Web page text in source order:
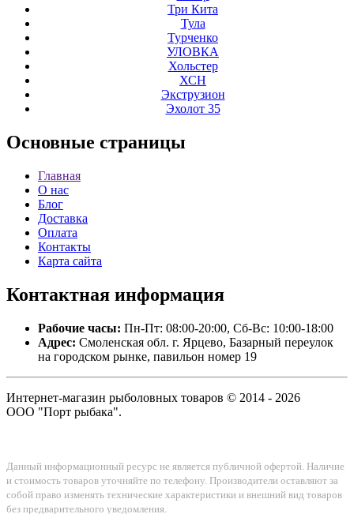
Три Кита
Тула
Турченко
УЛОВКА
Хольстер
ХСН
Экструзион
Эхолот 35
Основные страницы
Главная
О нас
Блог
Доставка
Оплата
Контакты
Карта сайта
Контактная информация
Рабочие часы: Пн-Пт: 08:00-20:00, Сб-Вс: 10:00-18:00
Адрес: Смоленская обл. г. Ярцево, Базарный переулок
на городском рынке, павильон номер 19
Интернет-магазин рыболовных товаров © 2014 - 2026
ООО "Порт рыбака".
Данный информационный ресурс не является публичной офертой. Наличие
и стоимость товаров уточняйте по телефону. Производители оставляют за
собой право изменять технические характеристики и внешний вид товаров
без предварительного уведомления.